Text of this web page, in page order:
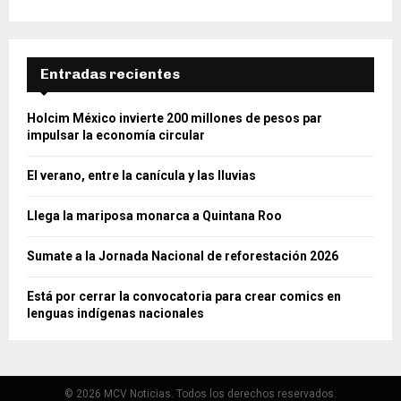
Entradas recientes
Holcim México invierte 200 millones de pesos par
impulsar la economía circular
El verano, entre la canícula y las lluvias
Llega la mariposa monarca a Quintana Roo
Sumate a la Jornada Nacional de reforestación 2026
Está por cerrar la convocatoria para crear comics en
lenguas indígenas nacionales
© 2026 MCV Noticias. Todos los derechos reservados.